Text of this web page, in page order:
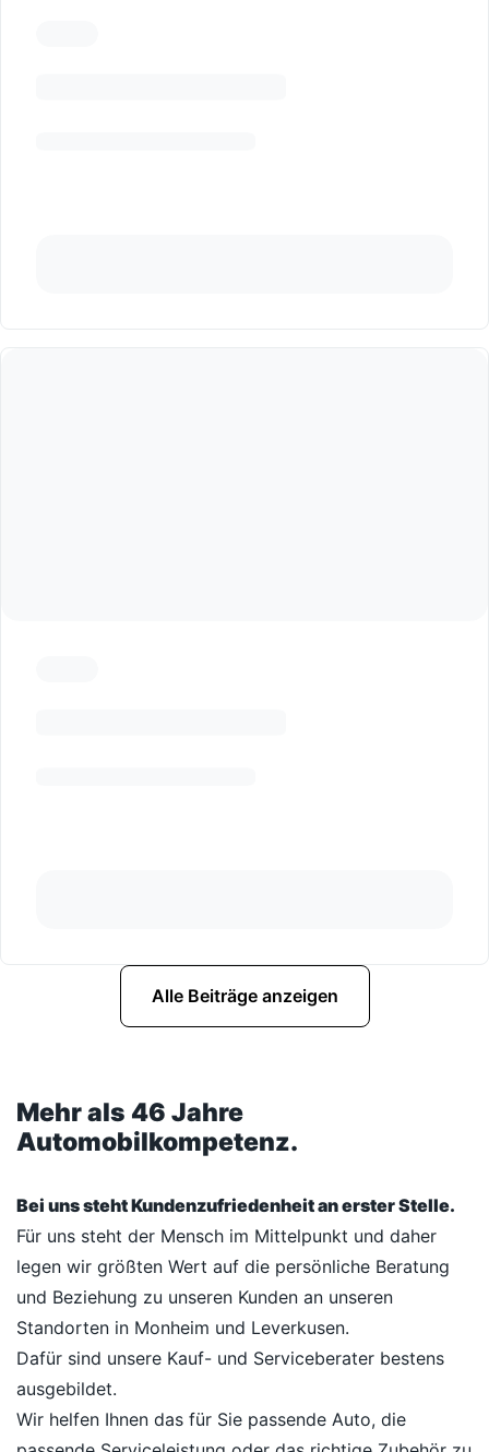
Alle Beiträge anzeigen
Mehr als 46 Jahre
Automobilkompetenz.
Bei uns steht Kundenzufriedenheit an erster Stelle.
Für uns steht der Mensch im Mittelpunkt und daher
legen wir größten Wert auf die persönliche Beratung
und Beziehung zu unseren Kunden an unseren
Standorten in Monheim und Leverkusen.
Dafür sind unsere Kauf- und Serviceberater bestens
ausgebildet.
Wir helfen Ihnen das für Sie passende Auto, die